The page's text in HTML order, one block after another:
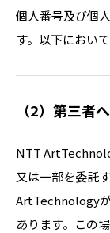
個人番号及び個
す。以下におい
（2）第三者
NTT
又は一部を委託
ArtTechnology
あります。この